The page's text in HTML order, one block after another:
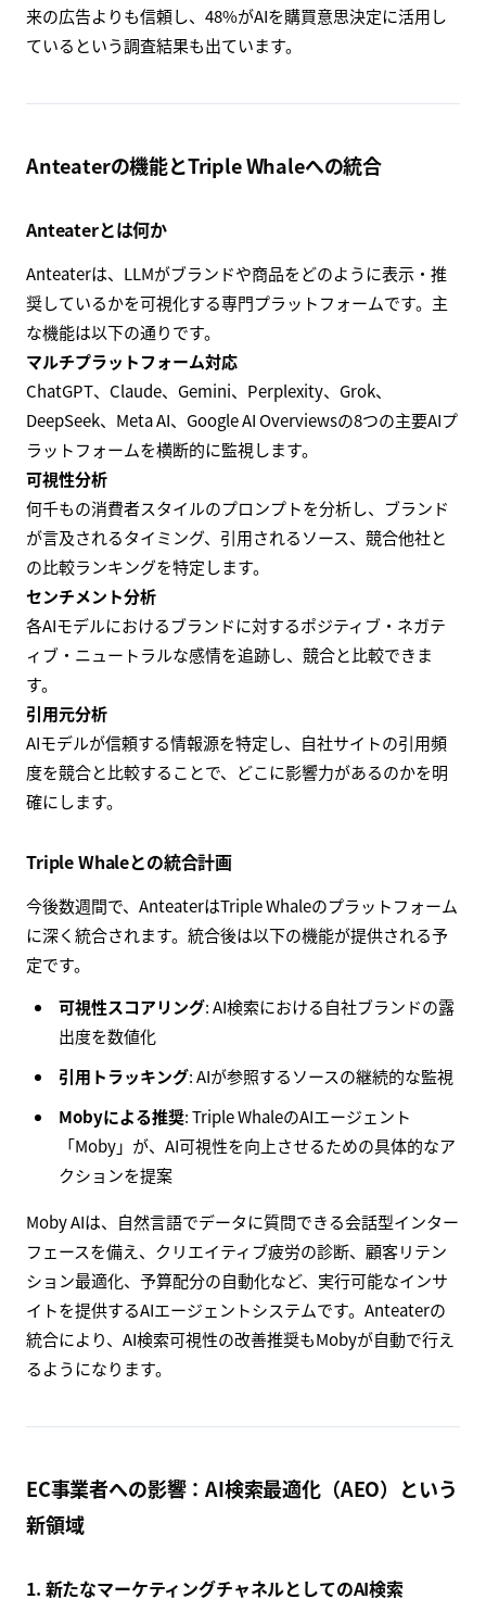
来の広告よりも信頼し、48%がAIを購買意思決定に活用し
ているという調査結果も出ています。
Anteaterの機能とTriple Whaleへの統合
Anteaterとは何か
Anteaterは、LLMがブランドや商品をどのように表示・推
奨しているかを可視化する専門プラットフォームです。主
な機能は以下の通りです。
マルチプラットフォーム対応
ChatGPT、Claude、Gemini、Perplexity、Grok、
DeepSeek、Meta AI、Google AI Overviewsの8つの主要AIプ
ラットフォームを横断的に監視します。
可視性分析
何千もの消費者スタイルのプロンプトを分析し、ブランド
が言及されるタイミング、引用されるソース、競合他社と
の比較ランキングを特定します。
センチメント分析
各AIモデルにおけるブランドに対するポジティブ・ネガテ
ィブ・ニュートラルな感情を追跡し、競合と比較できま
す。
引用元分析
AIモデルが信頼する情報源を特定し、自社サイトの引用頻
度を競合と比較することで、どこに影響力があるのかを明
確にします。
Triple Whaleとの統合計画
今後数週間で、AnteaterはTriple Whaleのプラットフォーム
に深く統合されます。統合後は以下の機能が提供される予
定です。
可視性スコアリング: AI検索における自社ブランドの露
出度を数値化
引用トラッキング: AIが参照するソースの継続的な監視
Mobyによる推奨: Triple WhaleのAIエージェント
「Moby」が、AI可視性を向上させるための具体的なア
クションを提案
Moby AIは、自然言語でデータに質問できる会話型インター
フェースを備え、クリエイティブ疲労の診断、顧客リテン
ション最適化、予算配分の自動化など、実行可能なインサ
イトを提供するAIエージェントシステムです。Anteaterの
統合により、AI検索可視性の改善推奨もMobyが自動で行え
るようになります。
EC事業者への影響：AI検索最適化（AEO）という
新領域
1. 新たなマーケティングチャネルとしてのAI検索